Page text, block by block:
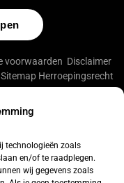
technologieën zoals
en/of te raadplegen.
wij gegevens zoals
voorwaarden Disclaimer
Sitemap Herroepingsrecht
bij
WebwinkelKeur